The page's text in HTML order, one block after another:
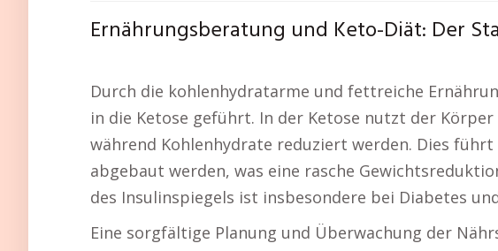
Ernährungsberatung und Keto-Diät: Der
Durch die kohlenhydratarme und fettreiche
in die Ketose geführt. In der Ketose nutzt der
während Kohlenhydrate reduziert werden. Dies
abgebaut werden, was eine rasche
des Insulinspiegels ist insbesondere bei Diabetes
Eine sorgfältige Planung und Überwachung der